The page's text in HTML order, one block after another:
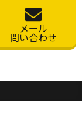
メール
問い合わせ